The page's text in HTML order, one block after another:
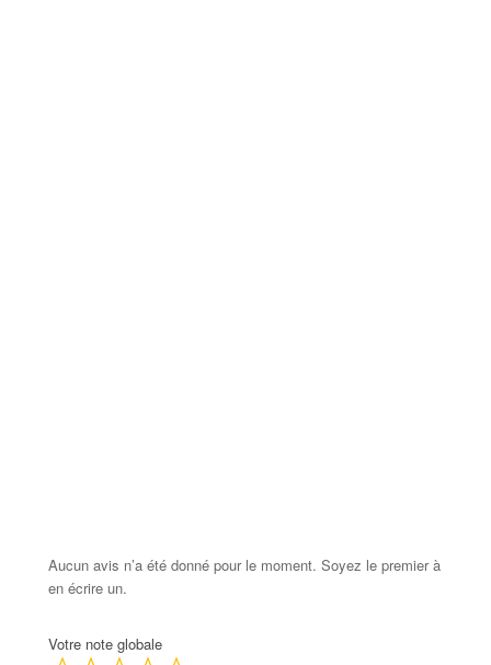
Aucun avis n’a été donné pour le moment. Soyez le premier à
en écrire un.
Votre note globale